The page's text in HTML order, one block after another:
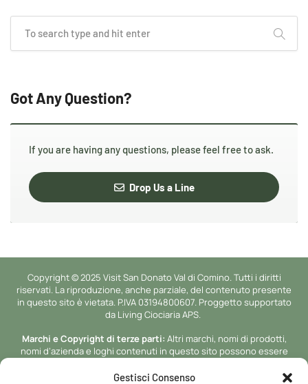
Gestisci Consenso
Got Any Question?
If you are having any questions, please feel free to ask.
Drop Us a Line
Copyright © 2025 Visit San Donato Val di Comino. Tutti i diritti
riservati. La riproduzione, anche parziale, del contenuto presente
in questo sito è vietata. P.IVA 03194800607. Proggetto supportato
da Living Ciociaria APS.
Marchi e Copyright di terze parti: Altri marchi, nomi di prodotti,
nomi d’azienda e loghi contenuti in questo sito possono essere